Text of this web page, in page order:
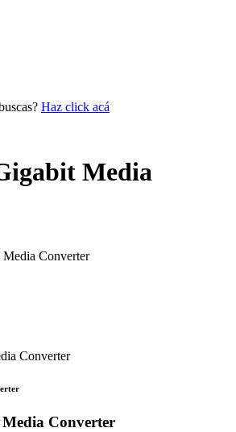
Haz click acá
Media
Media Converter
Converter